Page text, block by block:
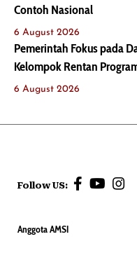
Contoh Nasional
6 August 2026
Pemerintah Fokus pada
Kelompok Rentan
6 August 2026
Follow US:
Anggota AMSI